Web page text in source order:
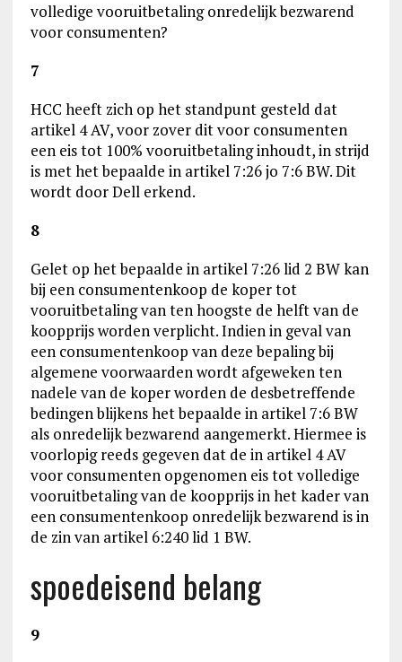
volledige vooruitbetaling onredelijk bezwarend
voor consumenten?
7
HCC heeft zich op het standpunt gesteld dat
artikel 4 AV, voor zover dit voor consumenten
een eis tot 100% vooruitbetaling inhoudt, in strijd
is met het bepaalde in artikel 7:26 jo 7:6 BW. Dit
wordt door Dell erkend.
8
Gelet op het bepaalde in artikel 7:26 lid 2 BW kan
bij een consumentenkoop de koper tot
vooruitbetaling van ten hoogste de helft van de
koopprijs worden verplicht. Indien in geval van
een consumentenkoop van deze bepaling bij
algemene voorwaarden wordt afgeweken ten
nadele van de koper worden de desbetreffende
bedingen blijkens het bepaalde in artikel 7:6 BW
als onredelijk bezwarend aangemerkt. Hiermee is
voorlopig reeds gegeven dat de in artikel 4 AV
voor consumenten opgenomen eis tot volledige
vooruitbetaling van de koopprijs in het kader van
een consumentenkoop onredelijk bezwarend is in
de zin van artikel 6:240 lid 1 BW.
spoedeisend belang
9